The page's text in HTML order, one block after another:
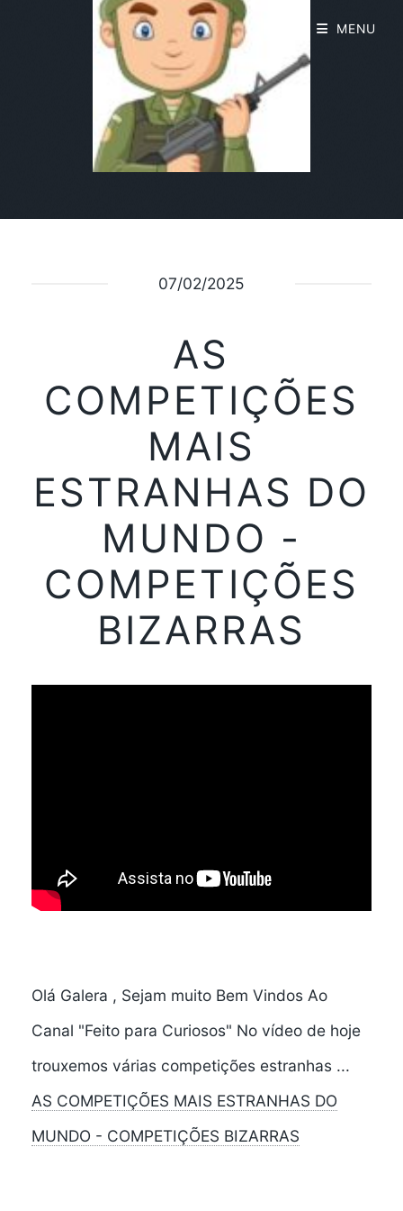
07/02/2025
AS
COMPETIÇÕES
MAIS
ESTRANHAS DO
MUNDO -
COMPETIÇÕES
BIZARRAS
Olá Galera , Sejam muito Bem Vindos Ao
Canal "Feito para Curiosos" No vídeo de hoje
trouxemos várias competições estranhas ...
AS COMPETIÇÕES MAIS ESTRANHAS DO
MUNDO - COMPETIÇÕES BIZARRAS
MENU